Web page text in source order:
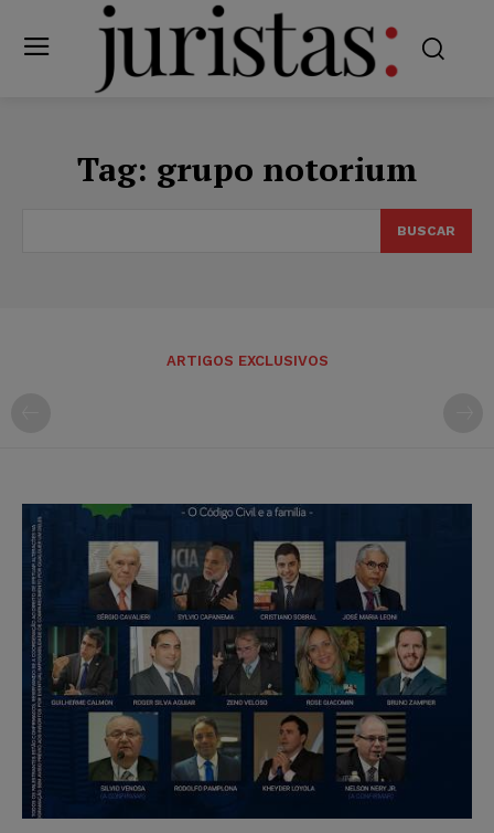
Tag: grupo notorium
BUSCAR
ARTIGOS EXCLUSIVOS